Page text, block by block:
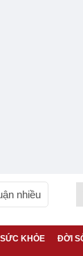
nhiều
SỨC KHỎE ĐỜI